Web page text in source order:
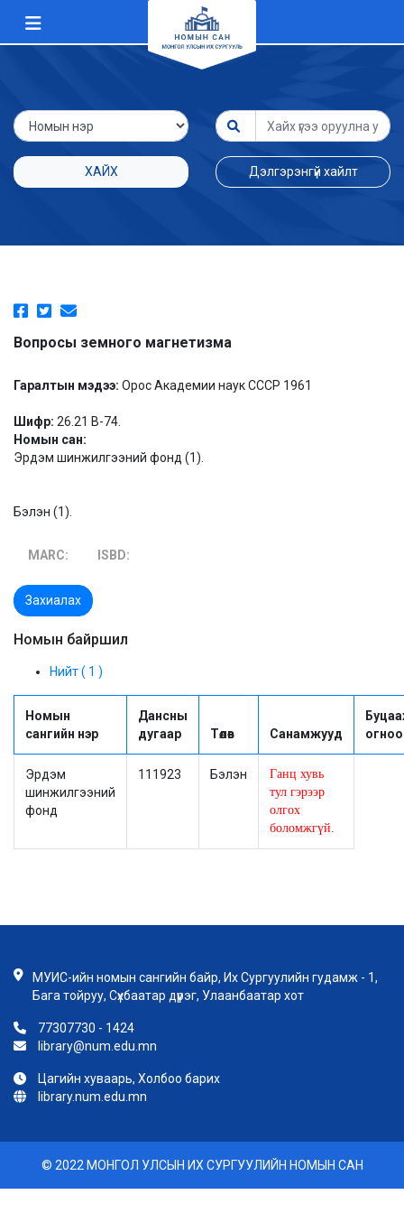
ХАЙХ Дэлгэрэнгүй хайлт
Вопросы земного магнетизма
Гаралтын мэдээ: Орос Академии наук СССР 1961
Шифр: 26.21 В-74.
Номын сан:
Эрдэм шинжилгээний фонд (1).
Бэлэн (1).
MARC: ISBD:
Захиалах
Номын байршил
Нийт ( 1 )
Номын
сангийн нэр
Дансны
дугаар
Төлөв Санамжууд
огноо
Эрдэм
шинжилгээний
фонд
111923 Бэлэн
Ганц хувь
тул гэрээр
олгох
боломжгүй.
МУИС-ийн номын сангийн байр, Их Сургуулийн гудамж - 1,
Бага тойруу, Сүхбаатар дүүрэг, Улаанбаатар хот
77307730 - 1424
library@num.edu.mn
Цагийн хуваарь, Холбоо барих
library.num.edu.mn
© 2022 МОНГОЛ УЛСЫН ИХ СУРГУУЛИЙН НОМЫН САН